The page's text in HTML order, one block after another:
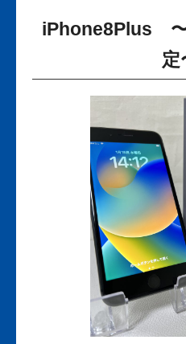
iPhone8Plus
定